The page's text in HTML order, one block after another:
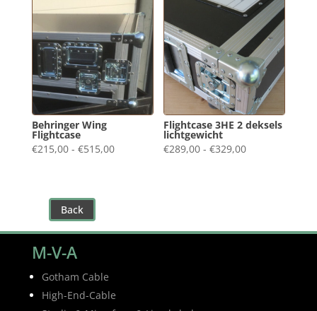
Behringer Wing
Flightcase
€215,00 - €515,00Prijsklasse:
Flightcase 3HE 2 deksels
lichtgewicht
€289,00 - €329,00Prijsklasse:
Back
M-V-A
Gotham Cable
High-End-Cable